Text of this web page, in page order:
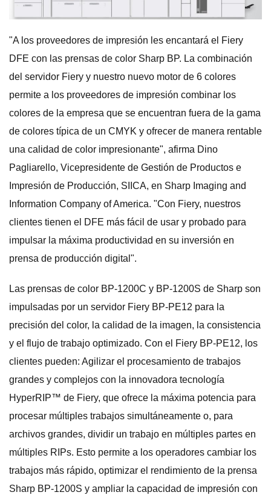
"A los proveedores de impresión les encantará el Fiery
DFE con las prensas de color Sharp BP. La combinación
del servidor Fiery y nuestro nuevo motor de 6 colores
permite a los proveedores de impresión combinar los
colores de la empresa que se encuentran fuera de la gama
de colores típica de un CMYK y ofrecer de manera rentable
una calidad de color impresionante", afirma Dino
Pagliarello, Vicepresidente de Gestión de Productos e
Impresión de Producción, SIICA, en Sharp Imaging and
Information Company of America. "Con Fiery, nuestros
clientes tienen el DFE más fácil de usar y probado para
impulsar la máxima productividad en su inversión en
prensa de producción digital".
Las prensas de color BP-1200C y BP-1200S de Sharp son
impulsadas por un servidor Fiery BP-PE12 para la
precisión del color, la calidad de la imagen, la consistencia
y el flujo de trabajo optimizado. Con el Fiery BP-PE12, los
clientes pueden: Agilizar el procesamiento de trabajos
grandes y complejos con la innovadora tecnología
HyperRIP™ de Fiery, que ofrece la máxima potencia para
procesar múltiples trabajos simultáneamente o, para
archivos grandes, dividir un trabajo en múltiples partes en
múltiples RIPs. Esto permite a los operadores cambiar los
trabajos más rápido, optimizar el rendimiento de la prensa
Sharp BP-1200S y ampliar la capacidad de impresión con